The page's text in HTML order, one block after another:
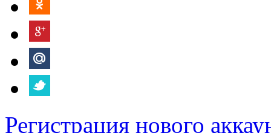
Регистрация нового